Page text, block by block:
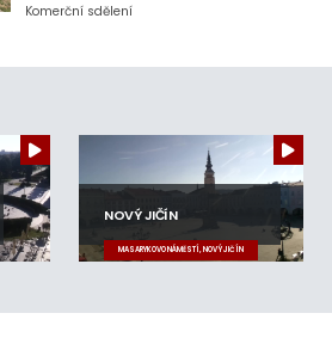
Komerční sdělení
NOVÝ JIČÍN
MASARYKOVO NÁMĚSTÍ, NOVÝ JIČÍN